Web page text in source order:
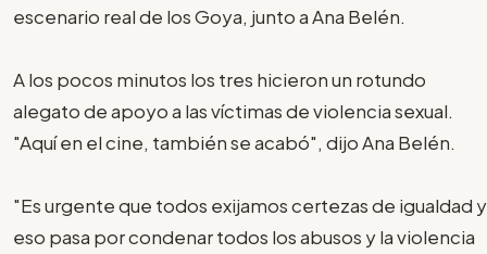
escenario real de los Goya, junto a Ana Belén.
A los pocos minutos los tres hicieron un rotundo
alegato de apoyo a las víctimas de violencia sexual.
"Aquí en el cine, también se acabó", dijo Ana Belén.
"Es urgente que todos exijamos certezas de igualdad y
eso pasa por condenar todos los abusos y la violencia